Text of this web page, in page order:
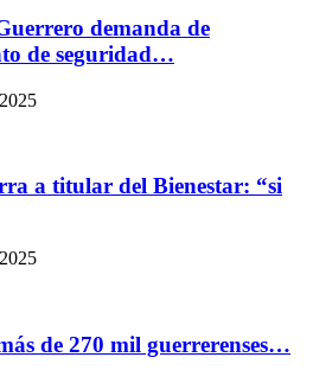
demanda de
de seguridad…
a titular del Bienestar: “si
de 270 mil guerrerenses…